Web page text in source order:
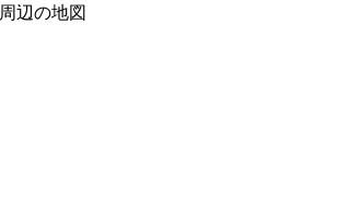
周辺の地図